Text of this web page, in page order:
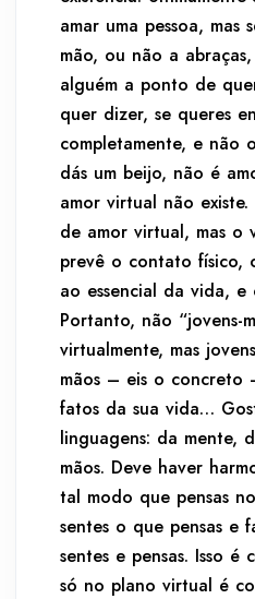
amar uma pessoa, mas
mão, ou não a
alguém a ponto de
quer dizer, se queres
completamente, e não
dás um beijo, não é
amor virtual não
de amor virtual, mas o
prevê o contato físico,
ao essencial da vida, e
Portanto, não “jovens-
virtualmente, mas
mãos – eis o concreto
fatos da sua vida…
linguagens: da mente,
mãos. Deve haver
tal modo que pensas
sentes o que pensas e
sentes e pensas. Isso é
só no plano virtual é